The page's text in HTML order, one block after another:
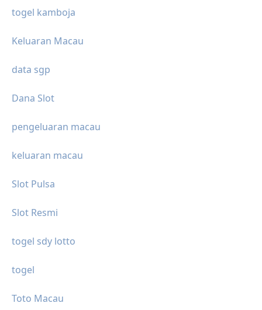
togel kamboja
Keluaran Macau
data sgp
Dana Slot
pengeluaran macau
keluaran macau
Slot Pulsa
Slot Resmi
togel sdy lotto
togel
Toto Macau